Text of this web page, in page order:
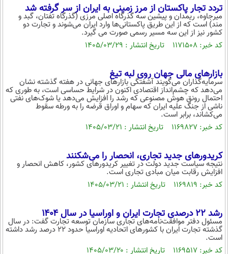
حوادث
محیط زیست
سلامت
بین الملل
اجتماعی
دانلود
تردد تجار پاکستان از مرز زمینی‌ به ایران از سر گرفته شد
میرجاوه، ریمدان و پیشین سه گذرگاه اصلی مرزی (گذرگاه تفتان، گبد و
مند) است که از این طریق پاکستانی‌ها وارد ایران می‌شوند و تجارت دو
کشور نیز از این سه مسیر رسمی صورت می گیرد.
کد خبر: ۱۱۷۱۵۰۸ تاریخ انتشار : ۱۴۰۵/۰۳/۲۹
بازارهای مالی جهان روی لبه تیغ
سرمایه‌گذاران می‌گویند آشفتگی بازارهای جهانی در هفته گذشته نشان
می‌دهد که چشم‌انداز اقتصادی اکنون در شرایط حساسی است، به طوری که
احتمال رونق هوش مصنوعی که رشد را افزایش می‌دهد یا شوک‌های نفتی
ناشی از جنگ علیه ایران که سهام و اوراق قرضه را به ورطه سقوط
می‌کشاند، برابر است.
کد خبر: ۱۱۶۹۸۲۷ تاریخ انتشار : ۱۴۰۵/۰۳/۲۱
کریدورهای جدید تجاری، انحصار را می‌شکنند
نتیجه سیاست جدید دولت در تغییر کریدورهای کشور، کاهش انحصار و
افزایش رقابت میان مبادی تجاری است.
کد خبر: ۱۱۶۹۸۱۹ تاریخ انتشار : ۱۴۰۵/۰۳/۲۱
رشد ۲۲ درصدی تجارت ایران و اوراسیا در سال ۱۴۰۴
مسئول دفتر موافقت‌نامه‌های تجاری سازمان توسعه تجارت گفت: در سال
گذشته تجارت ایران با کشورهای اتحادیه اوراسیا حدود ۲۲ درصد رشد داشته
است.
کد خبر: ۱۱۶۹۵۱۷ تاریخ انتشار : ۱۴۰۵/۰۳/۲۰